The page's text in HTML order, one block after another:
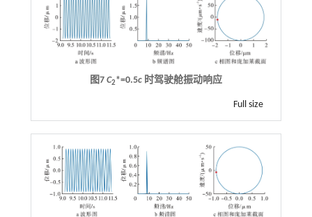
图7 C2*=0.5c时驾驶舱振动响应
Full size